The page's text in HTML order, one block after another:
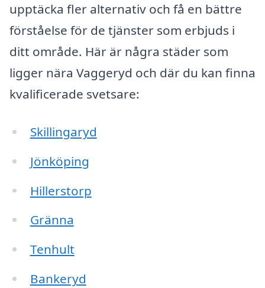
upptäcka fler alternativ och få en bättre
förståelse för de tjänster som erbjuds i
ditt område. Här är några städer som
ligger nära Vaggeryd och där du kan finna
kvalificerade svetsare:
Skillingaryd
Jönköping
Hillerstorp
Gränna
Tenhult
Bankeryd